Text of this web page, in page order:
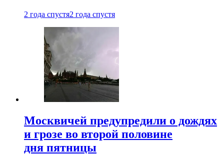
2 года спустя2 года спустя
Москвичей предупредили о дождях
и грозе во второй половине
дня пятницы